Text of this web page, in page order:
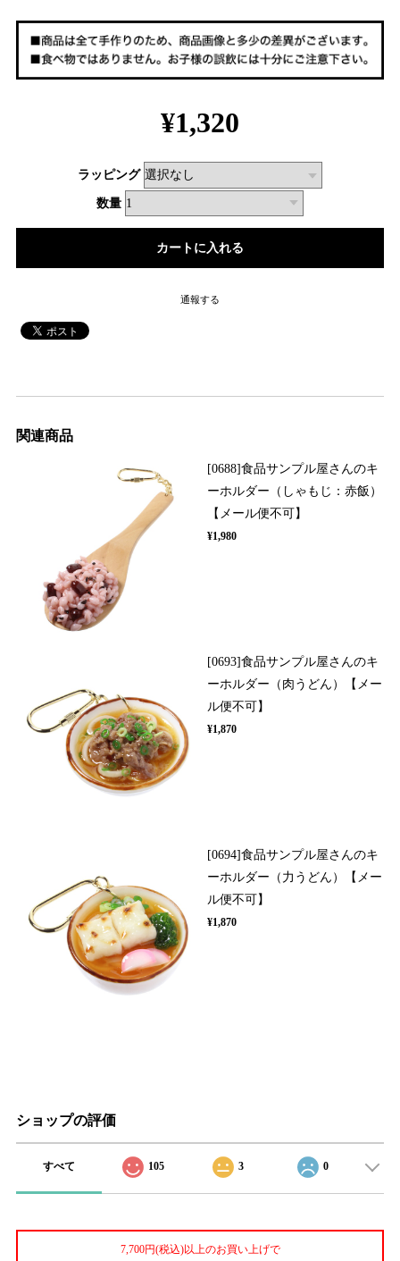
¥1,320
ラッピング
数量
通報する
関連商品
[0688]食品サンプル屋さんのキ
ーホルダー（しゃもじ：赤飯）
【メール便不可】
¥1,980
[0693]食品サンプル屋さんのキ
ーホルダー（肉うどん）【メー
ル便不可】
¥1,870
[0694]食品サンプル屋さんのキ
ーホルダー（力うどん）【メー
ル便不可】
¥1,870
ショップの評価
すべて 105 3 0
7,700円(税込)以上のお買い上げで